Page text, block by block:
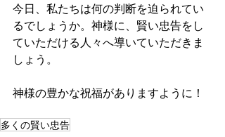
今日、私たちは何の判断を迫られてい
るでしょうか。神様に、賢い忠告をし
ていただける人々へ導いていただきま
しょう。
神様の豊かな祝福がありますように！
多くの賢い忠告